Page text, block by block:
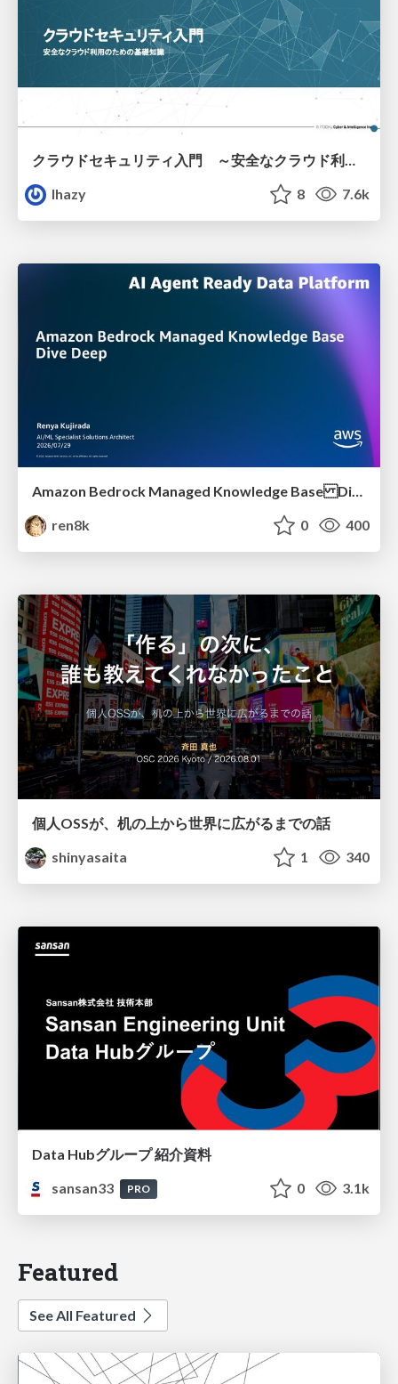
クラウドセキュリティ入門 ～安全なクラウド利用のための基礎知識～
lhazy
8 7.6k
Amazon Bedrock Managed Knowledge Base Dive Deep
ren8k
0 400
個人OSSが、机の上から世界に広がるまでの話
shinyasaita
1 340
Data Hubグループ 紹介資料
sansan33
PRO 0 3.1k
Featured
See All Featured